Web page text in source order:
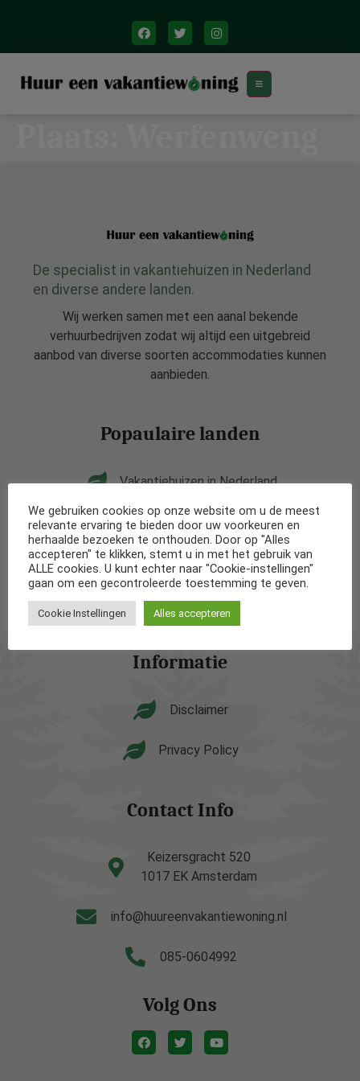
De specialist in vakantiehuizen in Nederland
en diverse andere landen.
Wij werken samen met een aanal bekende
verhuurbedrijven zodat wij altijd een uitgebreid
aanbod van diverse soorten accommodaties kunnen
aanbieden.
Popaulaire landen
Vakantiehuizen in Nederland
Vakantiehuizen in België
Vakantiehuizen in Frankrijk
Vakantiehuizen in Spanje
Informatie
Disclaimer
Privacy Policy
Contact Info
Keizersgracht 520
1017 EK Amsterdam
info@huureenvakantiewoning.nl
085-0604992
Volg Ons
We gebruiken cookies op onze website om u de meest
relevante ervaring te bieden door uw voorkeuren en
herhaalde bezoeken te onthouden. Door op "Alles
accepteren" te klikken, stemt u in met het gebruik van
ALLE cookies. U kunt echter naar "Cookie-instellingen"
gaan om een gecontroleerde toestemming te geven.
Cookie Instellingen Alles accepteren